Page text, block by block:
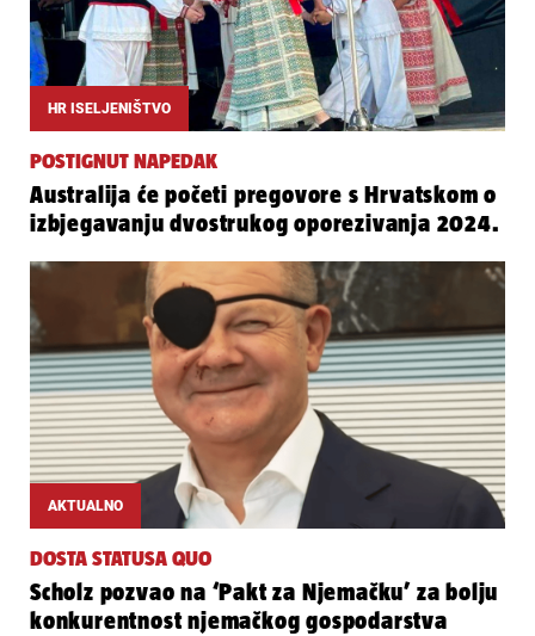
HR ISELJENIŠTVO
POSTIGNUT NAPEDAK
Australija će početi pregovore s Hrvatskom o
izbjegavanju dvostrukog oporezivanja 2024.
AKTUALNO
DOSTA STATUSA QUO
Scholz pozvao na ‘Pakt za Njemačku’ za bolju
konkurentnost njemačkog gospodarstva